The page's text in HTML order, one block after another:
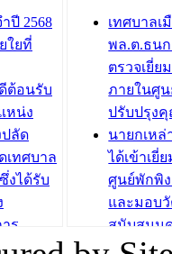
อง
อาชีพ
รการ
)
ถนนแก่เ
เด็กเล็ก
เทศบาลเ
ปรึกษาห
วัยของอ
บทความ อื่นๆ ...
ปี 2568
ใยที่
ต้อนรับ
หน่ง
ปลัด
เทศบาล
งได้รับ
ร
าร
เทศบาลเ
พล.ต.ธน
ตรวจเยี่ย
ภายในศู
ปรับปรุง
นายกเห
ได้เข้าเยี่
ศูนย์พักพิ
และมอบ
สนับสนุน
ภัยน้ำท่วม